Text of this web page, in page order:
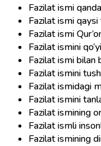
Fazilat ismi
Fazilat ismi
Fazilat ismi
Fazilat ismini
Fazilat ismi bilan
Fazilat ismini
Fazilat ismidagi
Fazilat ismini
Fazilat ismining
Fazilat ismli
Fazilat ismining